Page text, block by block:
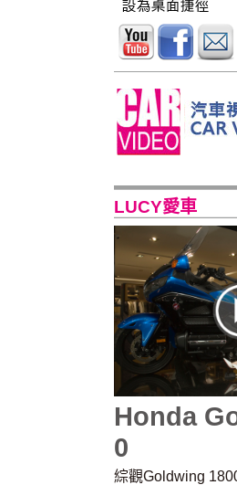
LUCY愛車
Honda
0
綜觀Goldwing